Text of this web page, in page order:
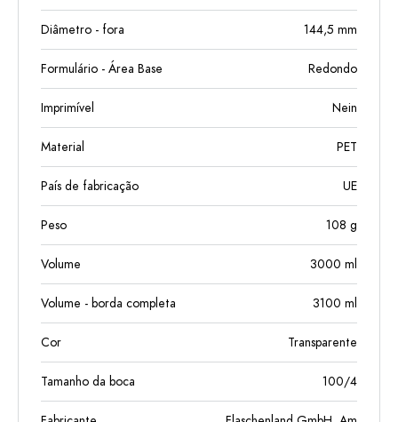
Diâmetro - fora 144,5 mm
Formulário - Área Base Redondo
Imprimível Nein
Material PET
País de fabricação UE
Peso 108 g
Volume 3000 ml
Volume - borda completa 3100 ml
Cor Transparente
Tamanho da boca 100/4